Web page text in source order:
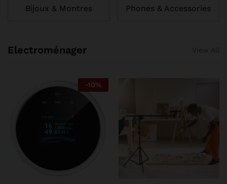
Bijoux & Montres Phones & Accessories
Electroménager
-10%